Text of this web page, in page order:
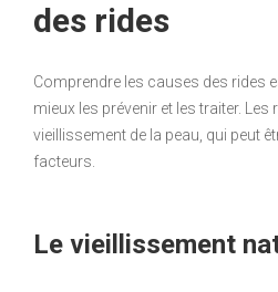
des rides
Comprendre les causes des rides
mieux les prévenir et les traiter. Les
vieillissement de la peau, qui peut
facteurs.
Le vieillissement